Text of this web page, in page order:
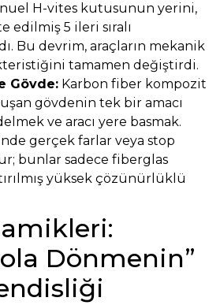
H-vites kutusunun yerini,
edilmiş 5 ileri sıralı
Bu devrim, araçların mekanik
tamamen değiştirdi.
Gövde: Karbon fiber kompozit
gövdenin tek bir amacı
ve aracı yere basmak.
gerçek farlar veya stop
bunlar sadece fiberglas
yüksek çözünürlüklü
Dönmenin”